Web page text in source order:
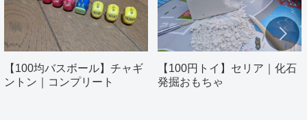
【100均バスボール】チャギ
ントン｜コンプリート
【100円トイ】セリア｜化石
発掘おもちゃ